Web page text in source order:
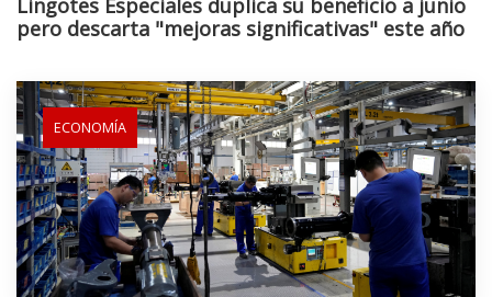
Lingotes Especiales duplica su beneficio a junio
pero descarta "mejoras significativas" este año
ECONOMÍA